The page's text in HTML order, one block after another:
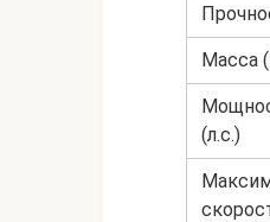
Масса
(л.с.)